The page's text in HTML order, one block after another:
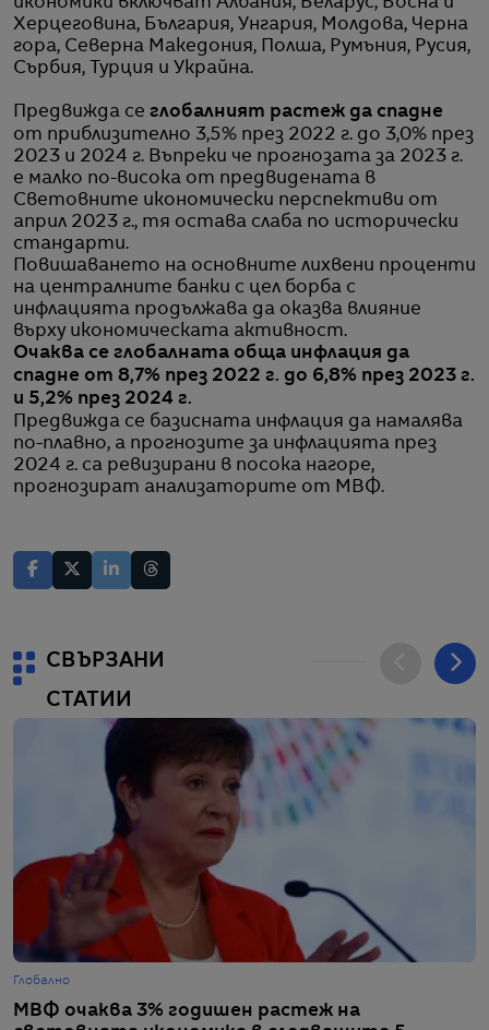
Херцеговина, България, Унгария, Молдова, Черна
гора, Северна Македония, Полша, Румъния, Русия,
Сърбия, Турция и Украйна.
Предвижда се глобалният растеж да спадне
от приблизително 3,5% през 2022 г. до 3,0% през
2023 и 2024 г. Въпреки че прогнозата за 2023 г.
е малко по-висока от предвидената в
Световните икономически перспективи от
април 2023 г., тя остава слаба по исторически
стандарти.
Повишаването на основните лихвени проценти
на централните банки с цел борба с
инфлацията продължава да оказва влияние
върху икономическата активност.
Очаква се глобалната обща инфлация да
спадне от 8,7% през 2022 г. до 6,8% през 2023 г.
и 5,2% през 2024 г.
Предвижда се базисната инфлация да намалява
по-плавно, а прогнозите за инфлацията през
2024 г. са ревизирани в посока нагоре,
прогнозират анализаторите от МВФ.
СВЪРЗАНИ
СТАТИИ
Глобално
МВФ очаква 3% годишен растеж на